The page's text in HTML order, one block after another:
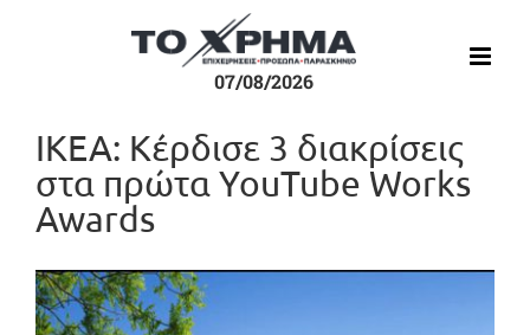
07/08/2026
ΙΚΕΑ: Κέρδισε 3 διακρίσεις
στα πρώτα YouTube Works
Awards
Προβολή
μεγαλύτερης